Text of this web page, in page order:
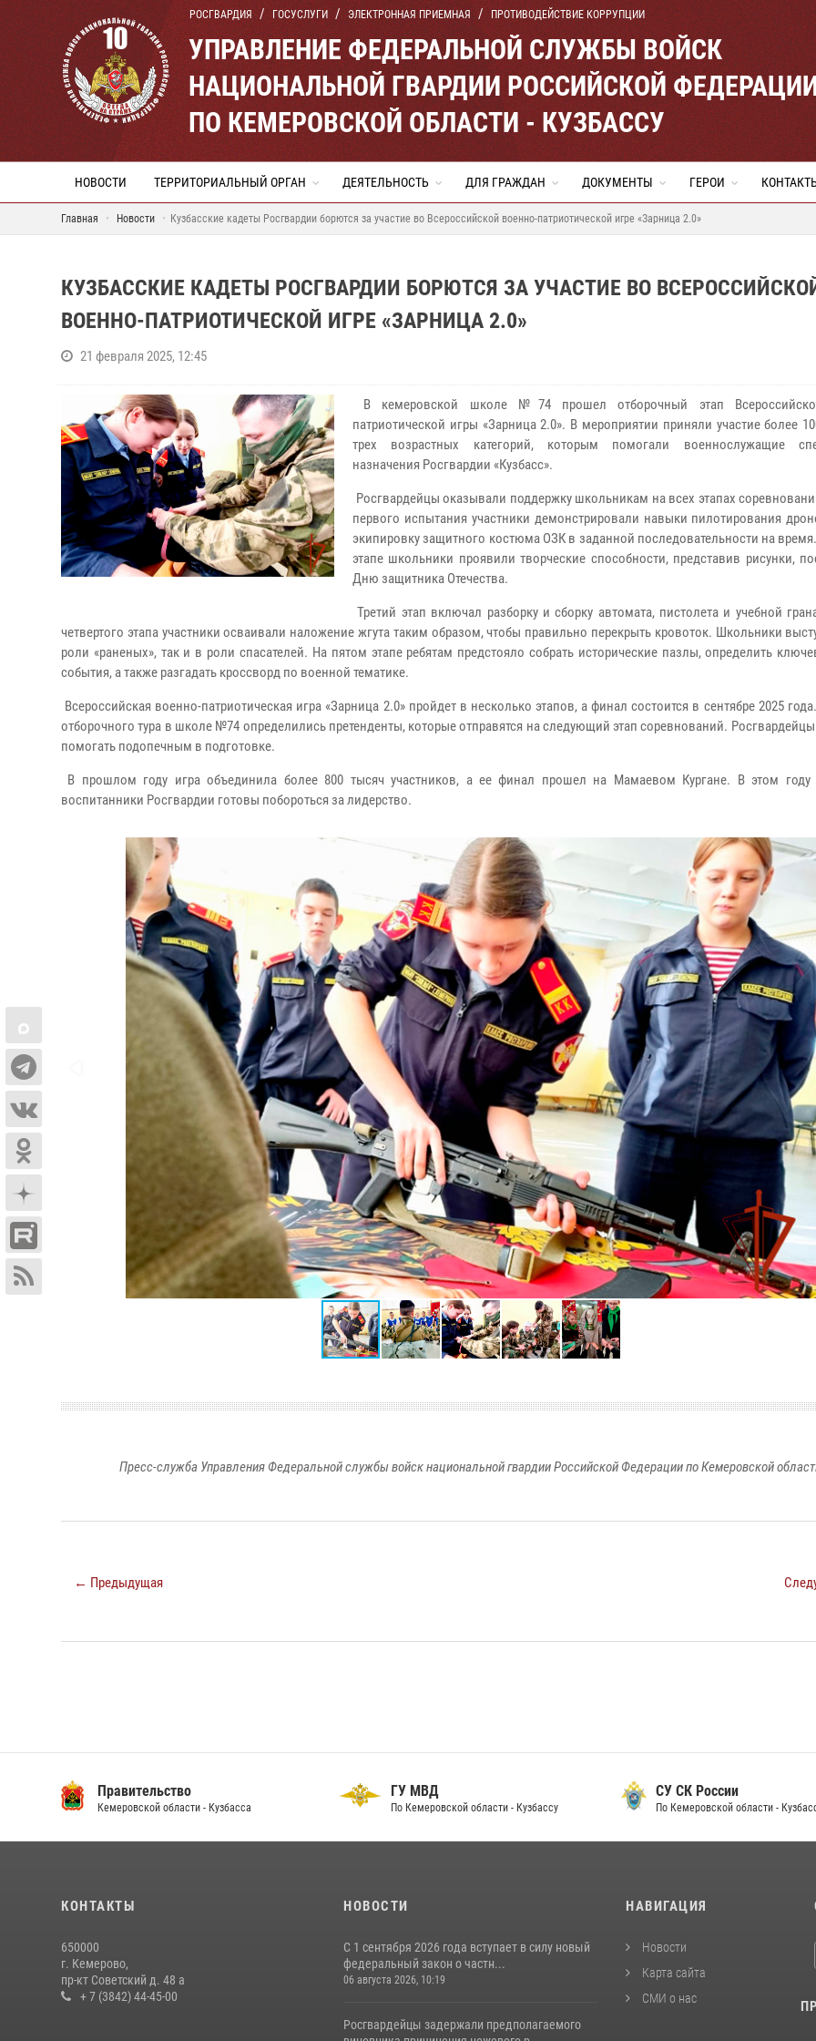
РОСГВАРДИЯ ГОСУСЛУГИ ЭЛЕКТРОННАЯ ПРИЕМНАЯ ПРОТИВОДЕЙСТВИЕ КОРРУПЦИИ
УПРАВЛЕНИЕ ФЕДЕРАЛЬНОЙ СЛУЖБЫ ВОЙСК
НАЦИОНАЛЬНОЙ ГВАРДИИ РОССИЙСКОЙ
ПО КЕМЕРОВСКОЙ ОБЛАСТИ - КУЗБАССУ
НОВОСТИ ТЕРРИТОРИАЛЬНЫЙ ОРГАН ДЕЯТЕЛЬНОСТЬ ДЛЯ ГРАЖДАН ДОКУМЕНТЫ ГЕРОИ
Главная Новости Кузбасские кадеты Росгвардии борются за участие во Всероссийской военно-патриотической игре «Зарница 2.0»
КУЗБАССКИЕ КАДЕТЫ РОСГВАРДИИ БОРЮТСЯ ЗА УЧАСТИЕ ВО
ВОЕННО-ПАТРИОТИЧЕСКОЙ ИГРЕ «ЗАРНИЦА 2.0»
21 февраля 2025, 12:45
В кемеровской школе №74 прошел отборочный этап
патриотической игры «Зарница 2.0». В мероприятии приняли участие более
трех возрастных категорий, которым помогали военнослужащие
назначения Росгвардии «Кузбасс».
Росгвардейцы оказывали поддержку школьникам на всех этапах
первого испытания участники демонстрировали навыки пилотирования
экипировку защитного костюма ОЗК в заданной последовательности на
этапе школьники проявили творческие способности, представив рисунки,
Дню защитника Отечества.
Третий этап включал разборку и сборку автомата, пистолета и учебной
четвертого этапа участники осваивали наложение жгута таким образом, чтобы правильно перекрыть кровоток. Школьники
роли «раненых», так и в роли спасателей. На пятом этапе ребятам предстояло собрать исторические пазлы, определить
события, а также разгадать кроссворд по военной тематике.
Всероссийская военно-патриотическая игра «Зарница 2.0» пройдет в несколько этапов, а финал состоится в сентябре 2025
отборочного тура в школе №74 определились претенденты, которые отправятся на следующий этап соревнований.
помогать подопечным в подготовке.
В прошлом году игра объединила более 800 тысяч участников, а ее финал прошел на Мамаевом Кургане. В этом году
воспитанники Росгвардии готовы побороться за лидерство.
Пресс-служба Управления Федеральной службы войск национальной гвардии Российской Федерации по Кемеровской
← Предыдущая
ГУ МВД
По Кемеровской области - Кузбассу
СУ СК России
По Кемеровской области - Кузбассу
Прокуратура
Кемеровской области -
КОНТАКТЫ
650000
г. Кемерово,
пр-кт Советский д. 48 а
+ 7 (3842) 44-45-00
НОВОСТИ
С 1 сентября 2026 года вступает в силу новый
федеральный закон о частн...
06 августа 2026, 10:19
Росгвардейцы задержали предполагаемого
НАВИГАЦИЯ
Новости
Карта сайта
СМИ о нас